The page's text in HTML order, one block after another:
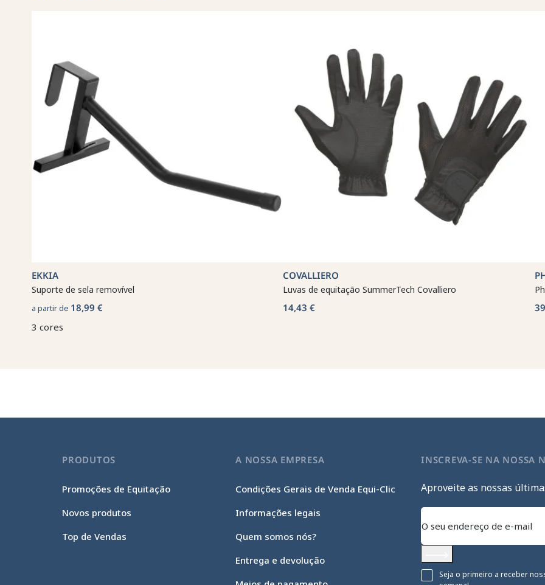
EKKIA
Suporte de sela removível
a partir de 18,99 €
3 cores
COVALLIERO
Luvas de equitação SummerTech Covalliero
14,43 €
PRODUTOS
Promoções de Equitação
Novos produtos
Top de Vendas
A NOSSA EMPRESA
Condições Gerais de Venda Equi-Clic
Informações legais
Quem somos nós?
Entrega e devolução
INSCREVA-SE NA NOSSA
Aproveite as nossas
Subscrever
Seja o primeiro a receber